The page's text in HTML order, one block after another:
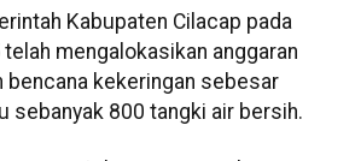
Kabupaten Cilacap pada
telah mengalokasikan anggaran
bencana kekeringan sebesar
sebanyak 800 tangki air bersih.